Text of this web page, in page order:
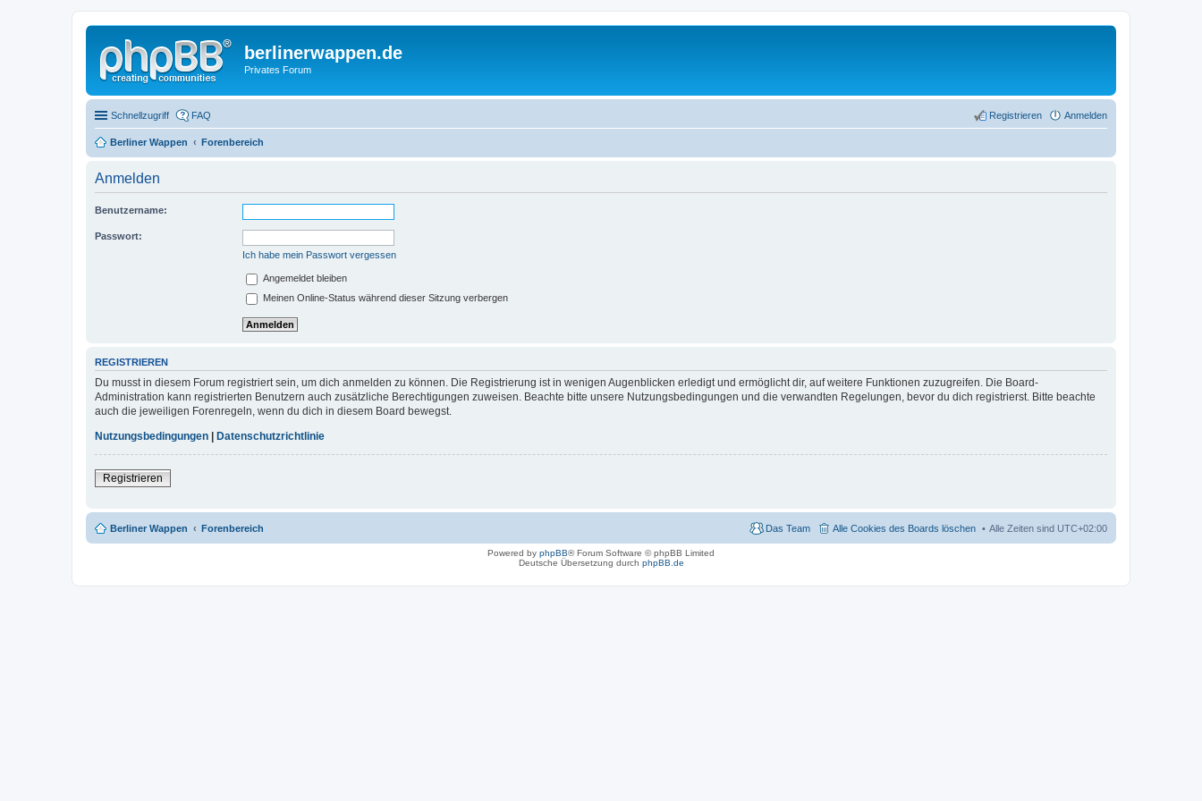
berlinerwappen.de
Privates Forum
Schnellzugriff FAQ Anmelden
Registrieren
Berliner Wappen Forenbereich
Anmelden
Benutzername:
Passwort:
Ich habe mein Passwort vergessen
Angemeldet bleiben
Meinen Online-Status während dieser Sitzung verbergen
REGISTRIEREN
Du musst in diesem Forum registriert sein, um dich anmelden zu können. Die Registrierung ist in wenigen Augenblicken erledigt und ermöglicht dir, auf weitere Funktionen zuzugreifen. Die Board-
Administration kann registrierten Benutzern auch zusätzliche Berechtigungen zuweisen. Beachte bitte unsere Nutzungsbedingungen und die verwandten Regelungen, bevor du dich registrierst. Bitte beachte
auch die jeweiligen Forenregeln, wenn du dich in diesem Board bewegst.
Nutzungsbedingungen
Datenschutzrichtlinie
Registrieren
Berliner Wappen Forenbereich Alle Zeiten sind UTC+02:00
Alle Cookies des Boards löschen
Das Team
Powered by phpBB® Forum Software © phpBB Limited
Deutsche Übersetzung durch phpBB.de